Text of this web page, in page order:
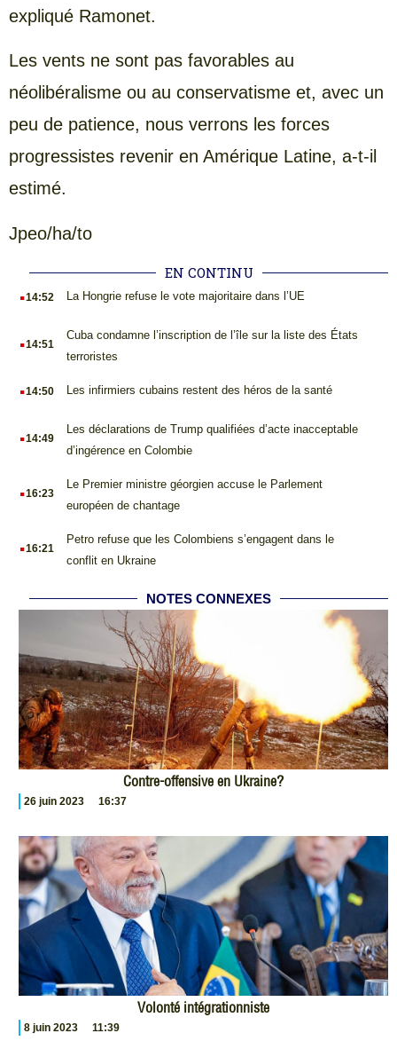
expliqué Ramonet.
Les vents ne sont pas favorables au
néolibéralisme ou au conservatisme et, avec un
peu de patience, nous verrons les forces
progressistes revenir en Amérique Latine, a-t-il
estimé.
Jpeo/ha/to
EN CONTINU
.14:52 La Hongrie refuse le vote majoritaire dans l’UE
.14:51
Cuba condamne l’inscription de l’île sur la liste des États
terroristes
.14:50 Les infirmiers cubains restent des héros de la santé
.14:49
Les déclarations de Trump qualifiées d’acte inacceptable
d’ingérence en Colombie
.16:23
Le Premier ministre géorgien accuse le Parlement
européen de chantage
.16:21
Petro refuse que les Colombiens s’engagent dans le
conflit en Ukraine
NOTES CONNEXES
Contre-offensive en Ukraine?
26 juin 2023 16:37
Volonté intégrationniste
8 juin 2023 11:39